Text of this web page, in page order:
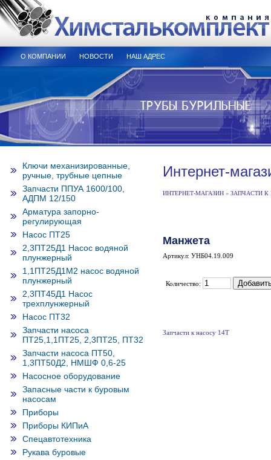
О КОМПАНИИ НОВОСТИ НАШ АДРЕС
Ключи механизированные,
ручные, трубные цепные
Запчасти ППУА 1600/100,
АДПМ 12/150
Арматура запорно-
регулирующая
Насос ПТ25
2,3ПТ25Д1 Насос водяной
плунжерный
1,1ПТ25Д1М2 насос водяной
плунжерный
2,3ПТ45Д1 Насос
трехплунжерный
Насос ПТ32
Запчасти насоса
ПТ25,1,1ПТ25, 2,3ПТ25, ПТ32
Запчасти насоса ПТ50,
1,3ПТ50Д2, НМШФ 0,6-25
Насосное оборудование
Запасные части к буровым
насосам
Приборы
Приборы КИПиА
Спецавтотехника
Рукава буровые
Интернет-
ИНТЕРНЕТ-МАГАЗИН » ЗАПЧАСТИ К
Манжета
Артикул: УНБ04.19.009
Количество:
Запчасти к насосу 14Т